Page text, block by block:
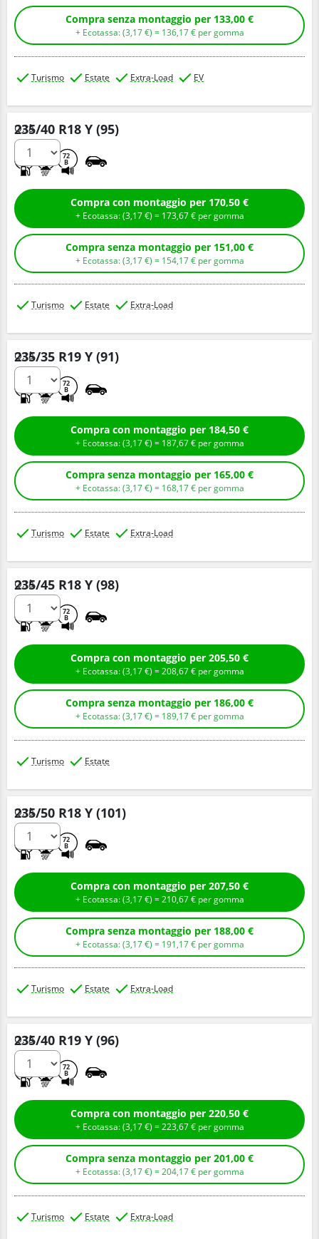
Compra senza montaggio per 133,00 €
+ Ecotassa: (3,17€ ) = 136,17€ per gomma
Turismo Estate Extra-Load EV
235/40 R18 Y (95)
72
B
Q.tà
Compra con montaggio per 170,50 €
+ Ecotassa: (3,17€ ) = 173,67€ per gomma
Compra senza montaggio per 151,00 €
+ Ecotassa: (3,17€ ) = 154,17€ per gomma
Turismo Estate Extra-Load
235/35 R19 Y (91)
72
B
Q.tà
Compra con montaggio per 184,50 €
+ Ecotassa: (3,17€ ) = 187,67€ per gomma
Compra senza montaggio per 165,00 €
+ Ecotassa: (3,17€ ) = 168,17€ per gomma
Turismo Estate Extra-Load
235/45 R18 Y (98)
72
B
Q.tà
Compra con montaggio per 205,50 €
+ Ecotassa: (3,17€ ) =208,67€ per gomma
Compra senza montaggio per 186,00 €
+ Ecotassa: (3,17€ ) = 189,17€ per gomma
Turismo Estate
235/50 R18 Y (101)
72
B
Q.tà
Compra con montaggio per 207,50 €
+ Ecotassa: (3,17€ ) =210,67€ per gomma
Compra senza montaggio per 188,00 €
+ Ecotassa: (3,17€ ) = 191,17€ per gomma
Turismo Estate Extra-Load
235/40 R19 Y (96)
72
B
Q.tà
Compra con montaggio per 220,50 €
+ Ecotassa: (3,17€ ) =223,67€ per gomma
Compra senza montaggio per 201,00 €
+ Ecotassa: (3,17€ ) =204,17€ per gomma
Turismo Estate Extra-Load